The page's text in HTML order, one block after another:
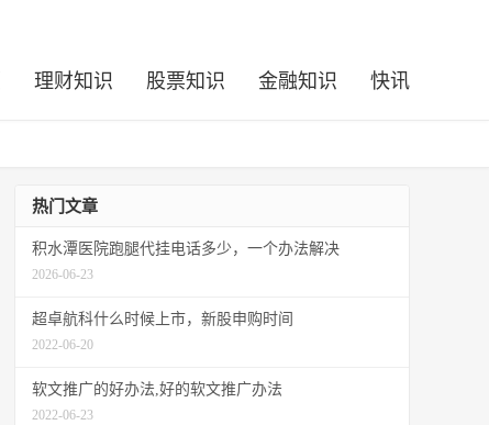
理财知识 股票知识 金融知识 快讯
热门文章
积水潭医院跑腿代挂电话多少，一个办法解决
2026-06-23
超卓航科什么时候上市，新股申购时间
2022-06-20
软文推广的好办法,好的软文推广办法
2022-06-23